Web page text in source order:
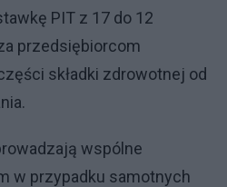
PIT z 17 do 12
przedsiębiorcom
składki zdrowotnej od
wspólne
w przypadku samotnych